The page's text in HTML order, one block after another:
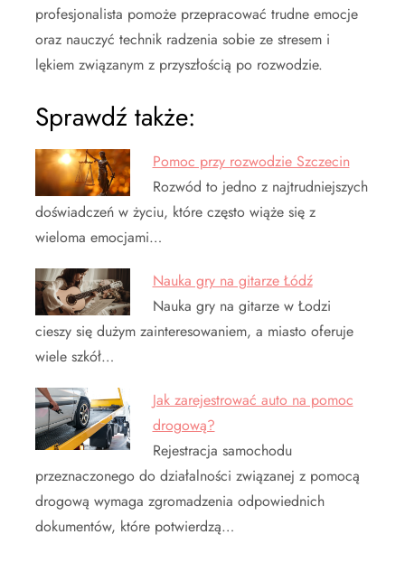
profesjonalista pomoże przepracować trudne emocje
oraz nauczyć technik radzenia sobie ze stresem i
lękiem związanym z przyszłością po rozwodzie.
Sprawdź także:
Pomoc przy rozwodzie Szczecin
Rozwód to jedno z najtrudniejszych
doświadczeń w życiu, które często wiąże się z
wieloma emocjami…
Nauka gry na gitarze Łódź
Nauka gry na gitarze w Łodzi
cieszy się dużym zainteresowaniem, a miasto oferuje
wiele szkół…
Jak zarejestrować auto na pomoc
drogową?
Rejestracja samochodu
przeznaczonego do działalności związanej z pomocą
drogową wymaga zgromadzenia odpowiednich
dokumentów, które potwierdzą…